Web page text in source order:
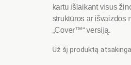
kartu išlaikant visus
struktūros ar išvaizdos
„Cover™“ versiją.
Už šį produktą